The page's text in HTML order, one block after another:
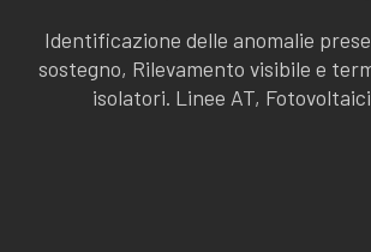
Identificazione delle anomalie
sostegno, Rilevamento visibile e
isolatori. Linee AT,